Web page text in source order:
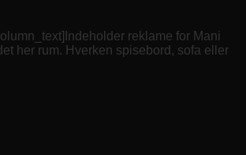
reklame for Mani
her rum. Hverken spisebord, sofa eller